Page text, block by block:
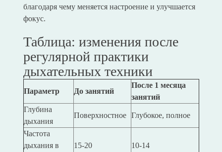
благодаря чему меняется настроение и улучшается
фокус.
Таблица: изменения после
регулярной практики
дыхательных техники
Параметр До занятий
После 1 месяца
занятий
Глубина
дыхания
Поверхностное Глубокое, полное
Частота
дыхания в
15-20 10-14